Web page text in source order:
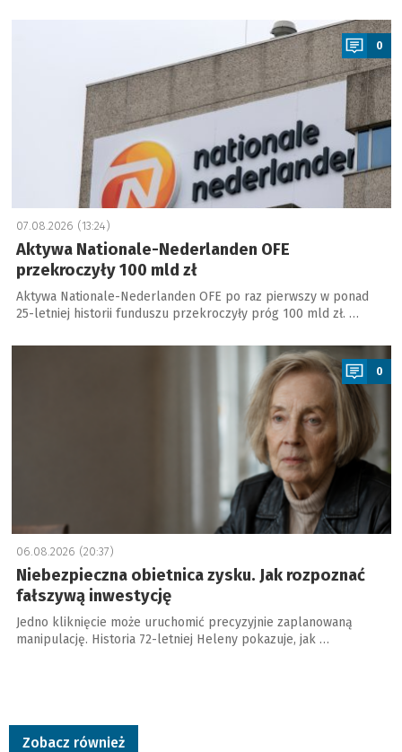
0
07.08.2026 (13:24)
Aktywa Nationale-Nederlanden OFE
przekroczyły 100 mld zł
Aktywa Nationale-Nederlanden OFE po raz pierwszy w ponad
25-letniej historii funduszu przekroczyły próg 100 mld zł. …
a
0
06.08.2026 (20:37)
Niebezpieczna obietnica zysku. Jak rozpoznać
fałszywą inwestycję
Jedno kliknięcie może uruchomić precyzyjnie zaplanowaną
manipulację. Historia 72-letniej Heleny pokazuje, jak …
Zobacz również